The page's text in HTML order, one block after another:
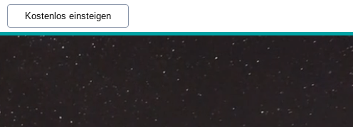
Kostenlos einsteigen